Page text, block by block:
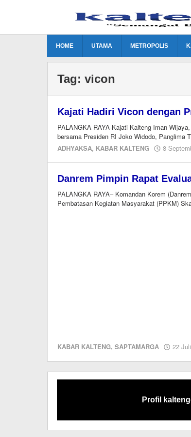
HOME UTAMA METROPOLIS
Tag: vicon
Kajati Hadiri Vicon dengan
PALANGKA RAYA-Kajati Kalteng Iman
bersama Presiden RI Joko Widodo, Panglima
ADHYAKSA, KABAR KALTENG 8
Danrem Pimpin Rapat
PALANGKA RAYA– Komandan Korem
Pembatasan Kegiatan Masyarakat (PPKM)
KABAR KALTENG, SAPTAMARGA 22
Profil